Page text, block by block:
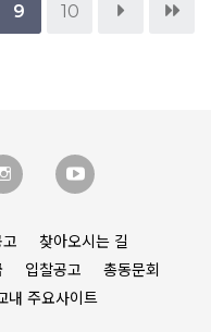
9 10
찾아오시는 길
입찰공고
총동문회
내 주요사이트